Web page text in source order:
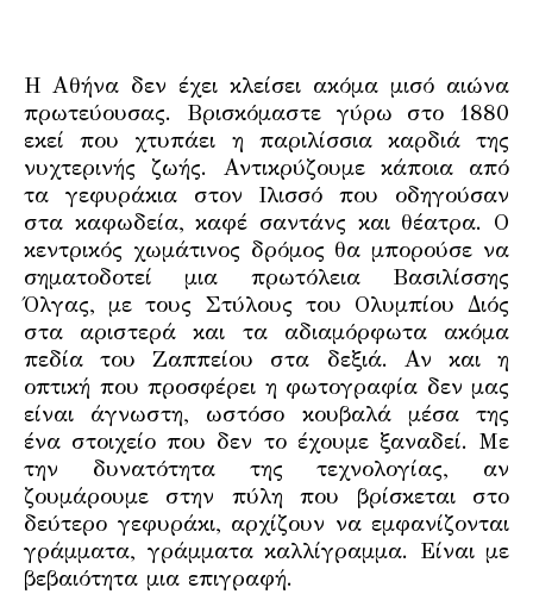
Η Αθήνα δεν έχει κλείσει ακόμα μισό αιώνα
πρωτεύουσας. Βρισκόμαστε γύρω στο 1880
εκεί που χτυπάει η παριλίσσια καρδιά της
νυχτερινής ζωής. Αντικρύζουμε κάποια από
τα γεφυράκια στον Ιλισσό που οδηγούσαν
στα καφωδεία, καφέ σαντάνς και θέατρα. Ο
κεντρικός χωμάτινος δρόμος θα μπορούσε να
σηματοδοτεί μια πρωτόλεια Βασιλίσσης
Όλγας, με τους Στύλους του Ολυμπίου Διός
στα αριστερά και τα αδιαμόρφωτα ακόμα
πεδία του Ζαππείου στα δεξιά. Αν και η
οπτική που προσφέρει η φωτογραφία δεν μας
είναι άγνωστη, ωστόσο κουβαλά μέσα της
ένα στοιχείο που δεν το έχουμε ξαναδεί. Με
την δυνατότητα της τεχνολογίας, αν
ζουμάρουμε στην πύλη που βρίσκεται στο
δεύτερο γεφυράκι, αρχίζουν να εμφανίζονται
γράμματα, γράμματα καλλίγραμμα. Είναι με
βεβαιότητα μια επιγραφή.